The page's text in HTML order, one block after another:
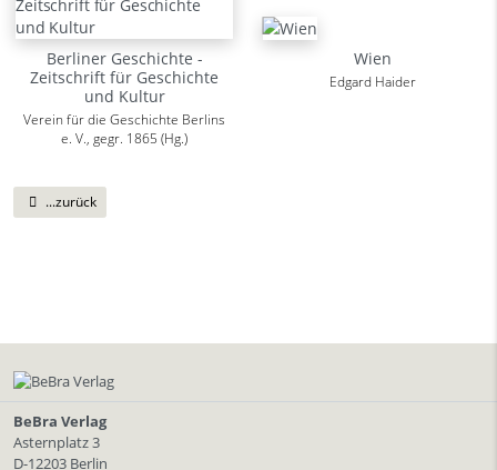
Berliner Geschichte -
Zeitschrift für Geschichte
und Kultur
Verein für die Geschichte Berlins
e. V., gegr. 1865 (Hg.)
Wien
Edgard Haider
...zurück
BeBra Verlag
Asternplatz 3
D-12203 Berlin